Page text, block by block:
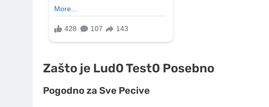
Zašto je Lud0 Test0 Posebno
Pogodno za Sve Pecive